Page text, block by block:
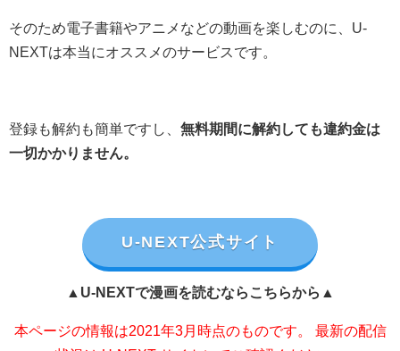
そのため電子書籍やアニメなどの動画を楽しむのに、U-
NEXTは本当にオススメのサービスです。
登録も解約も簡単ですし、 無料期間に解約しても違約金は
一切かかりません。
U-NEXT公式サイト
▲U-NEXTで漫画を読むならこちらから▲
本ページの情報は2021年3月時点のものです。 最新の配信